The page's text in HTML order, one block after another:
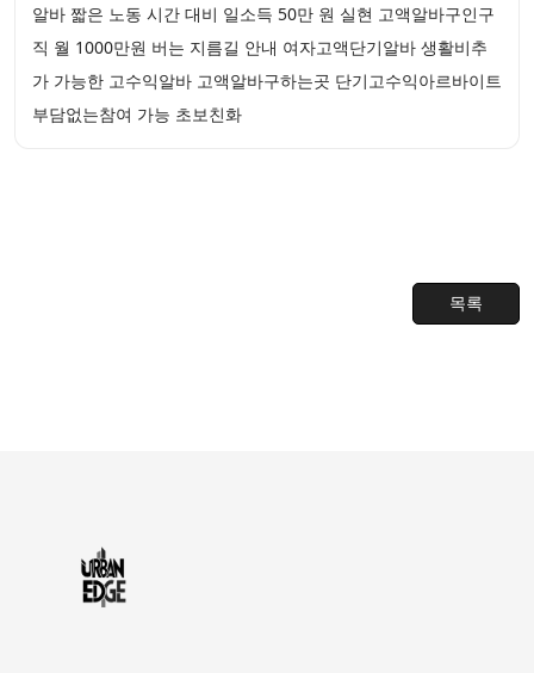
알바 짧은 노동 시간 대비 일소득 50만 원 실현 고액알바구인구
직 월 1000만원 버는 지름길 안내 여자고액단기알바 생활비추
가 가능한 고수익알바 고액알바구하는곳 단기고수익아르바이트
부담없는참여 가능 초보친화
목록